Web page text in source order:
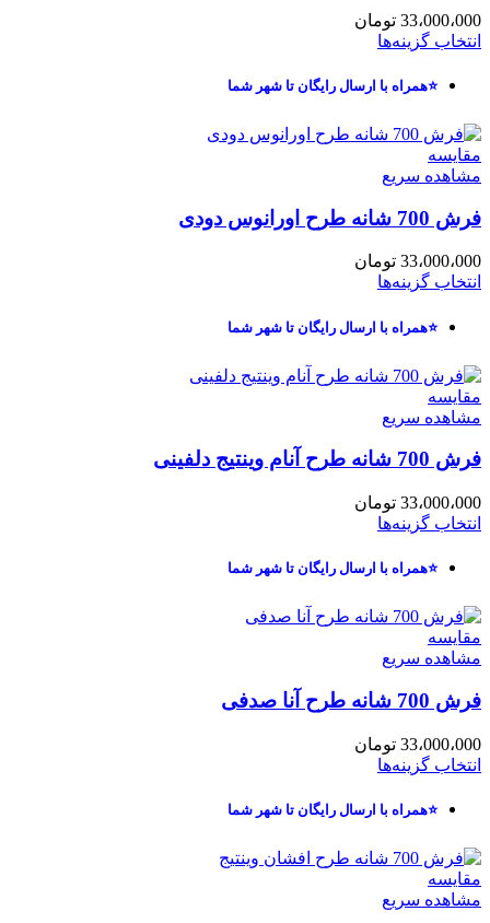
33،000،000 تومان
انتخاب گزینه‌ها
⭐همراه با ارسال رایگان تا شهر شما
مقایسه
مشاهده سریع
فرش 700 شانه طرح اورانوس دودی
33،000،000 تومان
انتخاب گزینه‌ها
⭐همراه با ارسال رایگان تا شهر شما
مقایسه
مشاهده سریع
فرش 700 شانه طرح آنام وینتیج دلفینی
33،000،000 تومان
انتخاب گزینه‌ها
⭐همراه با ارسال رایگان تا شهر شما
مقایسه
مشاهده سریع
فرش 700 شانه طرح آنا صدفی
33،000،000 تومان
انتخاب گزینه‌ها
⭐همراه با ارسال رایگان تا شهر شما
مقایسه
مشاهده سریع